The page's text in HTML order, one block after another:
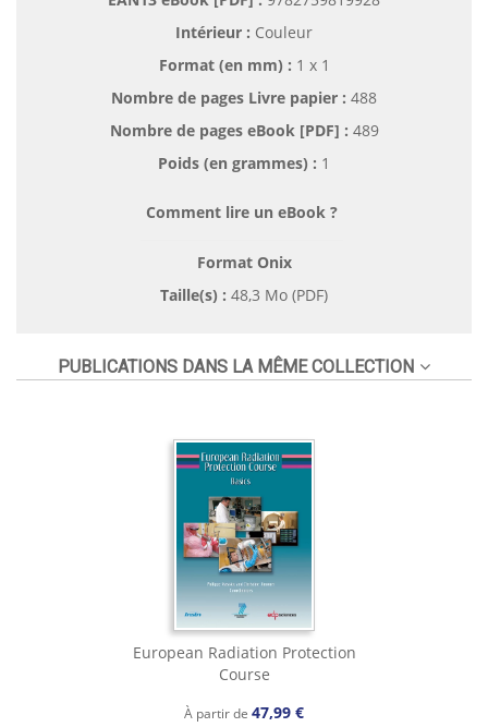
Intérieur : Couleur
Format (en mm) : 1 x 1
Nombre de pages Livre papier : 488
Nombre de pages eBook [PDF] : 489
Poids (en grammes) : 1
Comment lire un eBook ?
Format Onix
Taille(s) : 48,3 Mo (PDF)
PUBLICATIONS DANS LA MÊME COLLECTION
European Radiation Protection
Course
À partir de 47,99 €